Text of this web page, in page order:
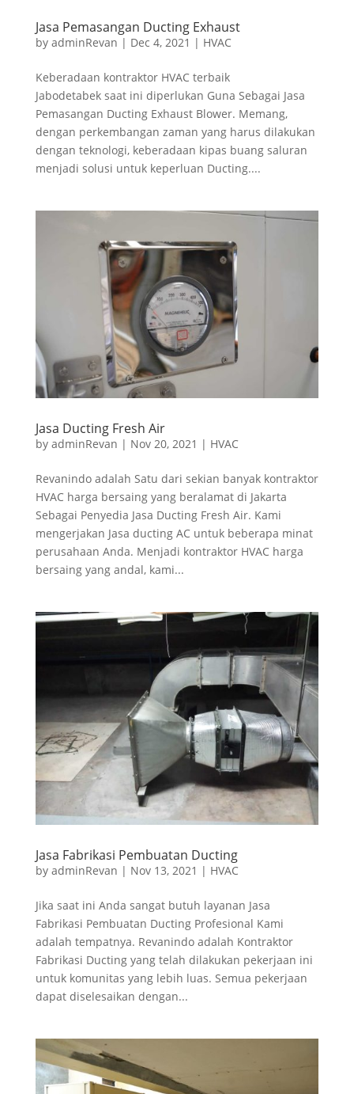
Jasa Pemasangan Ducting Exhaust
by adminRevan | Dec 4, 2021 | HVAC
Keberadaan kontraktor HVAC terbaik
Jabodetabek saat ini diperlukan Guna Sebagai Jasa
Pemasangan Ducting Exhaust Blower. Memang,
dengan perkembangan zaman yang harus dilakukan
dengan teknologi, keberadaan kipas buang saluran
menjadi solusi untuk keperluan Ducting....
Jasa Ducting Fresh Air
by adminRevan | Nov 20, 2021 | HVAC
Revanindo adalah Satu dari sekian banyak kontraktor
HVAC harga bersaing yang beralamat di Jakarta
Sebagai Penyedia Jasa Ducting Fresh Air. Kami
mengerjakan Jasa ducting AC untuk beberapa minat
perusahaan Anda. Menjadi kontraktor HVAC harga
bersaing yang andal, kami...
Jasa Fabrikasi Pembuatan Ducting
by adminRevan | Nov 13, 2021 | HVAC
Jika saat ini Anda sangat butuh layanan Jasa
Fabrikasi Pembuatan Ducting Profesional Kami
adalah tempatnya. Revanindo adalah Kontraktor
Fabrikasi Ducting yang telah dilakukan pekerjaan ini
untuk komunitas yang lebih luas. Semua pekerjaan
dapat diselesaikan dengan...